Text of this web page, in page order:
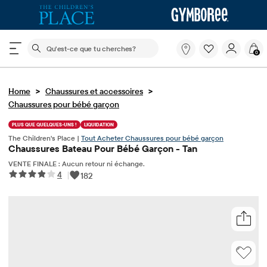
Le champ de recherche ci-dessous filtre les
Qu'est-
que
0
Home > Chaussures et accessoires >
Chaussures pour bébé garçon
PLUS QUE QUELQUES-UNS ! LIQUIDATION
The Children's Place | Tout Acheter Chaussures pour bébé garçon
Chaussures Bateau Pour Bébé Garçon - Tan
VENTE FINALE : Aucun retour ni échange.
4 | 182